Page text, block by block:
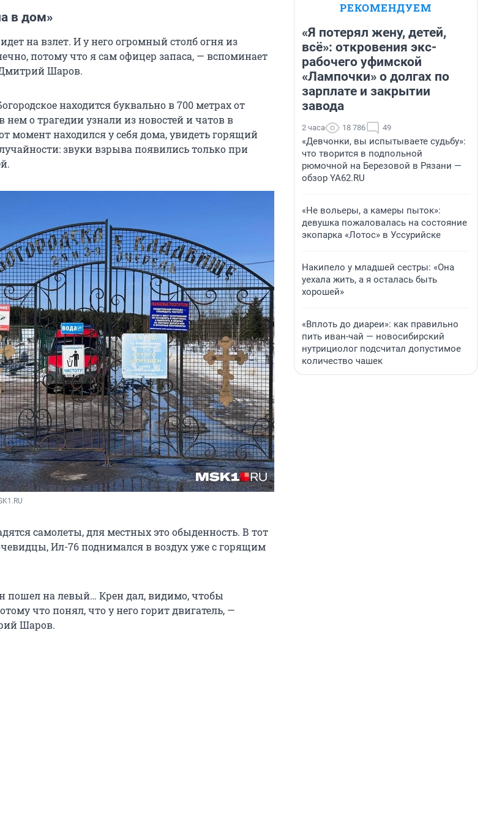
в дом»
на взлет. И у него огромный столб огня из
потому что я сам офицер запаса, — вспоминает
Шаров.
находится буквально в 700 метрах от
о трагедии узнали из новостей и чатов в
момент находился у себя дома, увидеть горящий
звуки взрыва появились только при
самолеты, для местных это обыденность. В тот
Ил-76 поднимался в воздух уже с горящим
пошел на левый… Крен дал, видимо, чтобы
что понял, что у него горит двигатель, —
Шаров.
РЕКОМЕНДУЕМ
«Я потерял жену, детей,
всё»: откровения экс-
рабочего уфимской
«Лампочки» о долгах по
зарплате и закрытии
завода
2 часа 18 786 49
«Девчонки, вы испытываете судьбу»:
что творится в подпольной
рюмочной на Березовой в Рязани —
обзор YA62.RU
«Не вольеры, а камеры пыток»:
девушка пожаловалась на состояние
экопарка «Лотос» в Уссурийске
Накипело у младшей сестры: «Она
уехала жить, а я осталась быть
хорошей»
«Вплоть до диареи»: как правильно
пить иван-чай — новосибирский
нутрициолог подсчитал допустимое
количество чашек